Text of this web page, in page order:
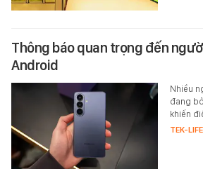
Thông báo quan trọng đến
Android
Nhiều
đang
khiến
TEK-LIFE